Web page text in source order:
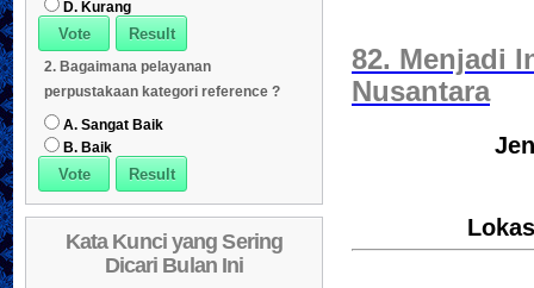
D. Kurang
2. Bagaimana pelayanan
perpustakaan kategori reference ?
A. Sangat Baik
B. Baik
Kata Kunci yang Sering
Dicari Bulan Ini
82. Menjadi
Nusantara